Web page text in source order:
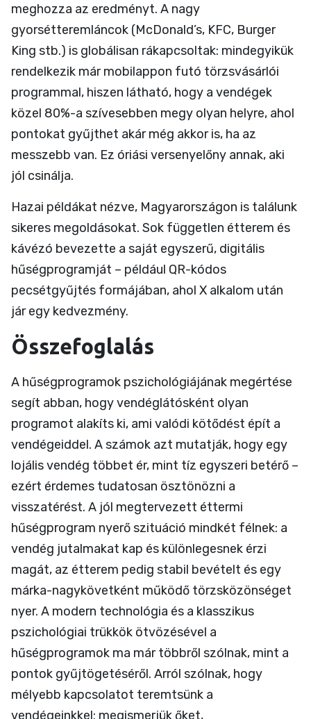
meghozza az eredményt. A nagy
gyorsétteremláncok (McDonald’s, KFC, Burger
King stb.) is globálisan rákapcsoltak: mindegyikük
rendelkezik már mobilappon futó törzsvásárlói
programmal, hiszen látható, hogy a vendégek
közel 80%-a szívesebben megy olyan helyre, ahol
pontokat gyűjthet akár még akkor is, ha az
messzebb van. Ez óriási versenyelőny annak, aki
jól csinálja.
Hazai példákat nézve, Magyarországon is találunk
sikeres megoldásokat. Sok független étterem és
kávézó bevezette a saját egyszerű, digitális
hűségprogramját – például QR-kódos
pecsétgyűjtés formájában, ahol X alkalom után
jár egy kedvezmény.
Összefoglalás
A hűségprogramok pszichológiájának megértése
segít abban, hogy vendéglátósként olyan
programot alakíts ki, ami valódi kötődést épít a
vendégeiddel. A számok azt mutatják, hogy egy
lojális vendég többet ér, mint tíz egyszeri betérő –
ezért érdemes tudatosan ösztönözni a
visszatérést. A jól megtervezett éttermi
hűségprogram nyerő szituáció mindkét félnek: a
vendég jutalmakat kap és különlegesnek érzi
magát, az étterem pedig stabil bevételt és egy
márka-nagykövetként működő törzsközönséget
nyer. A modern technológia és a klasszikus
pszichológiai trükkök ötvözésével a
hűségprogramok ma már többről szólnak, mint a
pontok gyűjtögetéséről. Arról szólnak, hogy
mélyebb kapcsolatot teremtsünk a
vendégeinkkel: megismerjük őket,